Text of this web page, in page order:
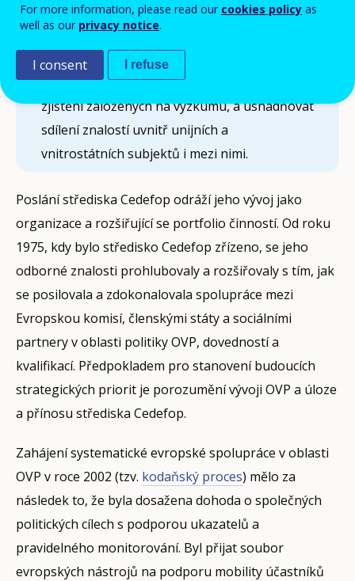
spolupráci s Komisí, členskými státy a
sociálními partnery. Za tímto účelem
prohlubovat a šířit znalosti, poskytovat
podklady a služby pro tvorbu politik, včetně
zjištění založených na výzkumu, a usnadňovat
sdílení znalostí uvnitř unijních a
vnitrostátních subjektů i mezi nimi.
Poslání střediska Cedefop odráží jeho vývoj jako
organizace a rozšiřující se portfolio činností. Od roku
1975, kdy bylo středisko Cedefop zřízeno, se jeho
odborné znalosti prohlubovaly a rozšiřovaly s tím, jak
se posilovala a zdokonalovala spolupráce mezi
Evropskou komisí, členskými státy a sociálními
partnery v oblasti politiky OVP, dovedností a
kvalifikací. Předpokladem pro stanovení budoucích
strategických priorit je porozumění vývoji OVP a úloze
a přínosu střediska Cedefop.
Zahájení systematické evropské spolupráce v oblasti
OVP v roce 2002 (tzv. kodaňský proces) mělo za
následek to, že byla dosažena dohoda o společných
politických cílech s podporou ukazatelů a
pravidelného monitorování. Byl přijat soubor
evropských nástrojů na podporu mobility účastníků
For more information, please read our cookies policy as
well as our privacy notice.
I consent I refuse